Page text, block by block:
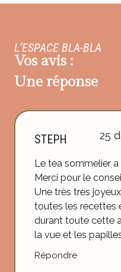
L’ESPACE BLA-BLA
Vos avis :
Une réponse
STEPH 25
Le tea sommelier a
Merci pour le
Une très très
toutes les recettes
durant toute cette
la vue et les
Répondre